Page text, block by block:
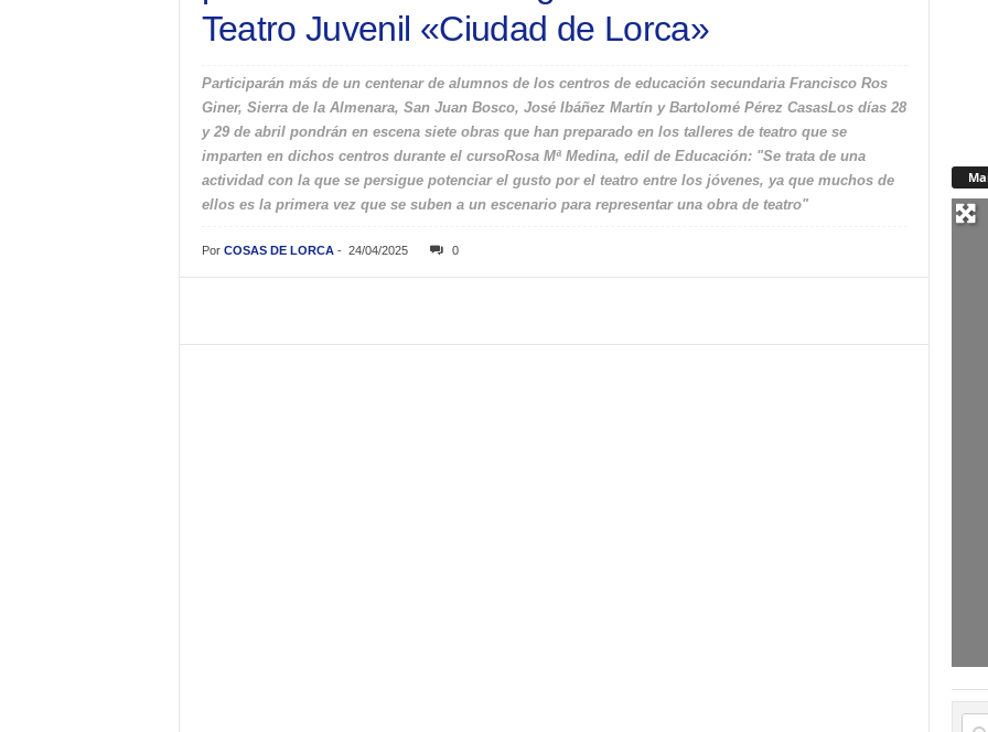
Teatro Juvenil «Ciudad de Lorca»
Participarán más de un centenar de alumnos de los centros de educación secundaria Francisco Ros
Giner, Sierra de la Almenara, San Juan Bosco, José Ibáñez Martín y Bartolomé Pérez CasasLos días 28
y 29 de abril pondrán en escena siete obras que han preparado en los talleres de teatro que se
imparten en dichos centros durante el cursoRosa Mª Medina, edil de Educación: "Se trata de una
actividad con la que se persigue potenciar el gusto por el teatro entre los jóvenes, ya que muchos de
ellos es la primera vez que se suben a un escenario para representar una obra de teatro"
Por COSAS DE LORCA- 24/04/2025 0